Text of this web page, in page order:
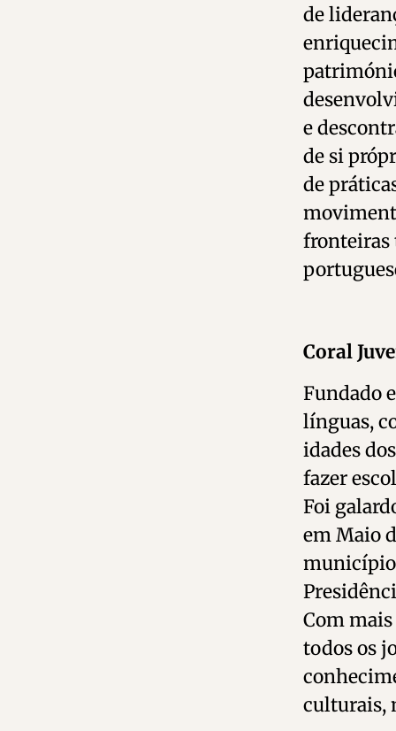
de
e
de si
de
fronteiras
Coral
Fundado
línguas,
idades
fazer
Foi
em Maio
município
Com
todos os
culturais,